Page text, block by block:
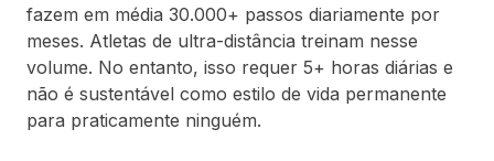
fazem em média 30.000+ passos diariamente por
meses. Atletas de ultra-distância treinam nesse
volume. No entanto, isso requer 5+ horas diárias e
não é sustentável como estilo de vida permanente
para praticamente ninguém.